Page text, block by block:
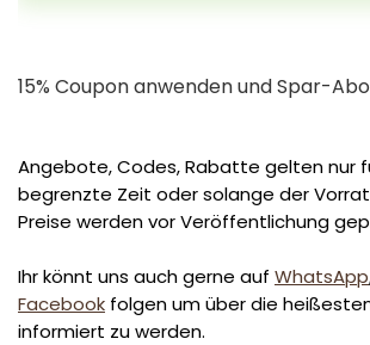
15% Coupon anwenden und Spar-
Angebote, Codes, Rabatte gelten nur
begrenzte Zeit oder solange der
Preise werden vor Veröffentlichung
Ihr könnt uns auch gerne auf WhatsApp
Facebook folgen um über die
informiert zu werden.